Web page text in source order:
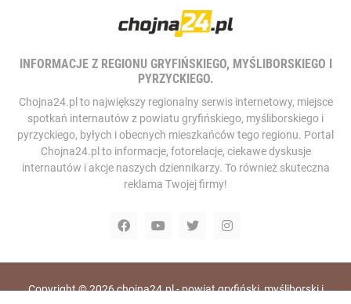
INFORMACJE Z REGIONU GRYFIŃSKIEGO, MYŚLIBORSKIEGO I
PYRZYCKIEGO.
Chojna24.pl to największy regionalny serwis internetowy, miejsce
spotkań internautów z powiatu gryfińskiego, myśliborskiego i
pyrzyckiego, byłych i obecnych mieszkańców tego regionu. Portal
Chojna24.pl to informacje, fotorelacje, ciekawe dyskusje
internautów i akcje naszych dziennikarzy. To również skuteczna
reklama Twojej firmy!
Copyright ©2026chojna24.pl - powiat gryfiński, myśliborski i